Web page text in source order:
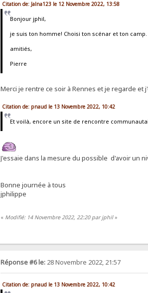
Citation de: Jalna123 le 12 Novembre 2022, 13:58
Bonjour jphil,
je suis ton homme! Choisi ton scénar et ton camp.
amitiés,
Pierre
Merci je rentre ce soir à Rennes et je regarde et
Citation de: pnaud le 13 Novembre 2022, 10:42
Et voilà, encore un site de rencontre
J'essaie dans la mesure du possible d'avoir un
Bonne journée à tous
jphilippe
« Modifié: 14 Novembre 2022, 22:20 par jphil»
Réponse #6 le:28 Novembre 2022, 21:57
Citation de: pnaud le 13 Novembre 2022, 10:42